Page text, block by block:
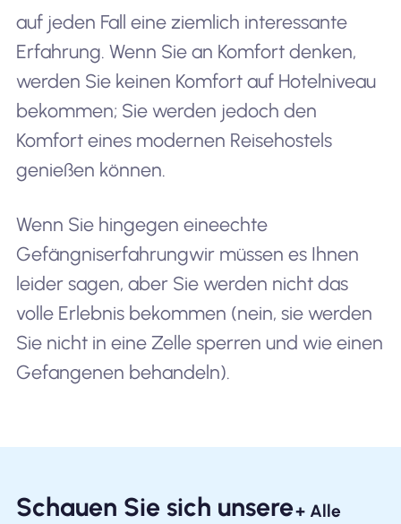
auf jeden Fall eine ziemlich interessante
Erfahrung. Wenn Sie an Komfort denken,
werden Sie keinen Komfort auf Hotelniveau
bekommen; Sie werden jedoch den
Komfort eines modernen Reisehostels
genießen können.
Wenn Sie hingegen eineechte
Gefängniserfahrungwir müssen es Ihnen
leider sagen, aber Sie werden nicht das
volle Erlebnis bekommen (nein, sie werden
Sie nicht in eine Zelle sperren und wie einen
Gefangenen behandeln).
Schauen Sie sich unsere+ Alle